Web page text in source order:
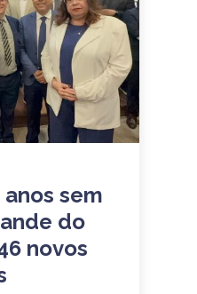
sem
do
novos